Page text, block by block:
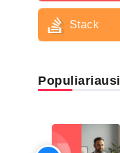
Stack
Populiariausi